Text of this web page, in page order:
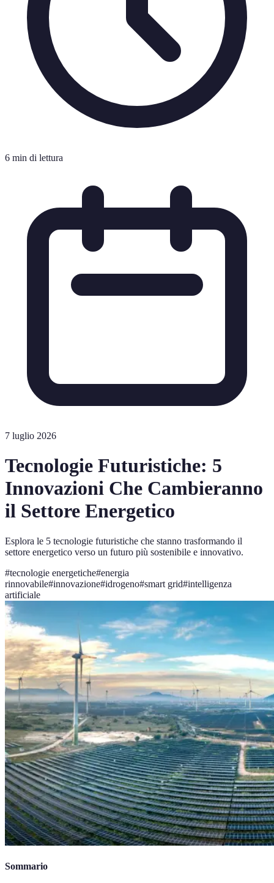
6 min di lettura
7 luglio 2026
Tecnologie Futuristiche: 5
Innovazioni Che Cambieranno
il Settore Energetico
Esplora le 5 tecnologie futuristiche che stanno trasformando il
settore energetico verso un futuro più sostenibile e innovativo.
#tecnologie energetiche#energia
rinnovabile#innovazione#idrogeno#smart grid#intelligenza
artificiale
Sommario